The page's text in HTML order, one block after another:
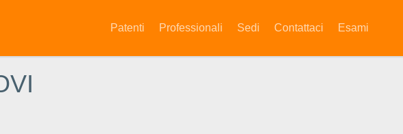
Patenti Professionali Sedi Contattaci Esami